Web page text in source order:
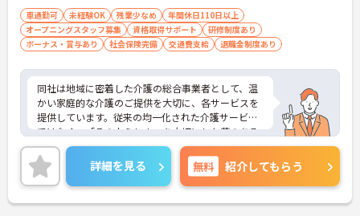
車通勤可 未経験OK 残業少なめ
年間休日110日以上
オープニングスタッフ募集
資格取得サポート
研修制度あり
ボーナス・賞与あり
社会保険完備 交通費支給 退職金制度あり
同社は地域に密着した介護の総合事業者として、温
かい家庭的な介護のご提供を大切に、各サービスを
提供しています。従来の均一化された介護サービス
ではなく、「その人らしさ」を大切にした夢のある
暮らしを楽しんでいただくため、音楽療法士による
ミモザ楽団コンサート、「生涯現役塾」や「“奏”快
体操」といったオリジナルプログラム、ドイツ式リ
ハビリ機器やヒューマノイドロボットの導入等、
様々な取り組みも行っています。
詳細を見る 無料 紹介してもらう